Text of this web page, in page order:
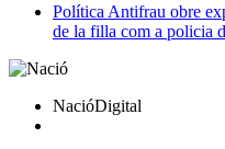
Política Antifrau obre
de la filla com a policia
NacióDigital